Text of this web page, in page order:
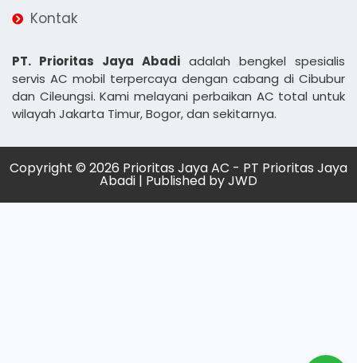
Kontak
PT. Prioritas Jaya Abadi adalah bengkel spesialis
servis AC mobil terpercaya dengan cabang di Cibubur
dan Cileungsi. Kami melayani perbaikan AC total untuk
wilayah Jakarta Timur, Bogor, dan sekitarnya.
Copyright © 2026 Prioritas Jaya AC - PT Prioritas Jaya
Abadi | Published byJWD